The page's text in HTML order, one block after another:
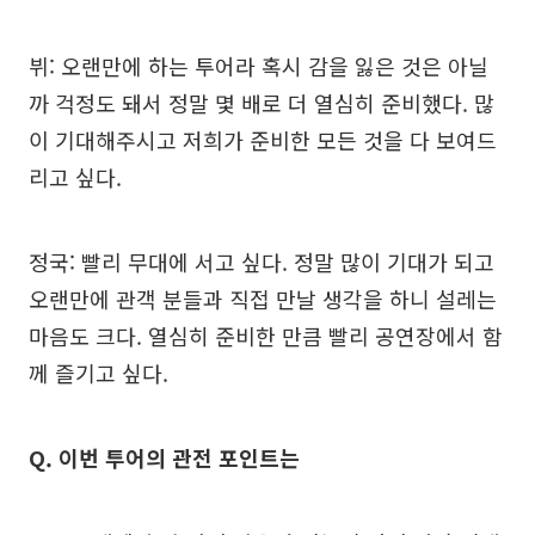
뷔: 오랜만에 하는 투어라 혹시 감을 잃은 것은 아닐
까 걱정도 돼서 정말 몇 배로 더 열심히 준비했다. 많
이 기대해주시고 저희가 준비한 모든 것을 다 보여드
리고 싶다.
정국: 빨리 무대에 서고 싶다. 정말 많이 기대가 되고
오랜만에 관객 분들과 직접 만날 생각을 하니 설레는
마음도 크다. 열심히 준비한 만큼 빨리 공연장에서 함
께 즐기고 싶다.
Q. 이번 투어의 관전 포인트는